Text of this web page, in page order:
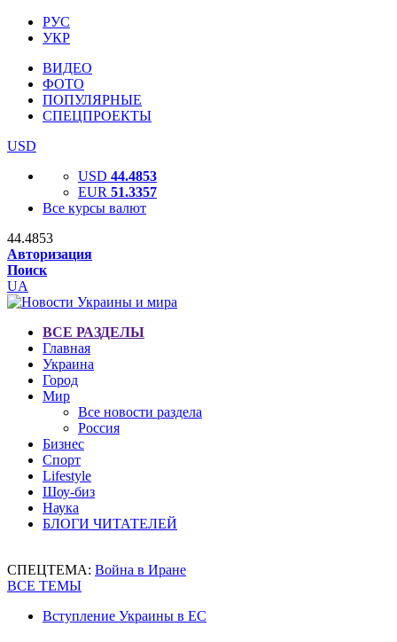
РУС
УКР
ВИДЕО
ФОТО
ПОПУЛЯРНЫЕ
СПЕЦПРОЕКТЫ
USD
USD 44.4853
EUR 51.3357
Все курсы валют
44.4853
Авторизация
Поиск
UA
ВСЕ РАЗДЕЛЫ
Главная
Украина
Город
Мир
Все новости раздела
Россия
Бизнес
Спорт
Lifestyle
Шоу-биз
Наука
БЛОГИ ЧИТАТЕЛЕЙ
СПЕЦТЕМА: Война в Иране
ВСЕ ТЕМЫ
Вступление Украины в ЕС